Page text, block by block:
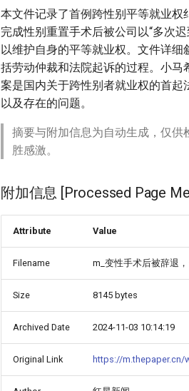
本文件记录了首例跨性别平等就业权
完成性别重置手术后被公司以“多次
以维护自身的平等就业权。文件详
括劳动仲裁和法院起诉的过程。小
案是国内关于跨性别者就业权的首
以及存在的问题。
摘要与附加信息为自动生成，仅
胜感激。
附加信息 [Processed Page
Attribute Value
Filename m_变性手术后被辞退
Size 8145 bytes
Archived Date 2024-11-03 10:14:19
Original Link https://m.thepaper.cn/